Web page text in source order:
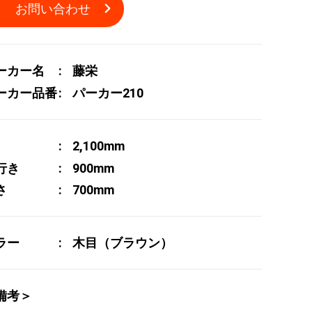
お問い合わせ
カー名
藤栄
カー品番
パーカー210
2,100mm
き
900mm
700mm
ー 木目（ブラウン）
考＞